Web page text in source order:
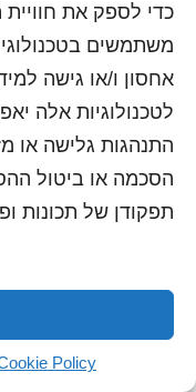
כדי לספק את
אחסון ו/או גישה
לטכנולוגיות אלה
התנהגות גלישה או
הסכמה או ביטול
תפקודן של תכונות
Policy